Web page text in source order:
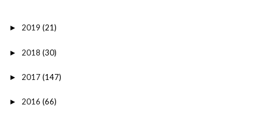
► 2019 (21)
► 2018 (30)
► 2017(147)
► 2016 (66)